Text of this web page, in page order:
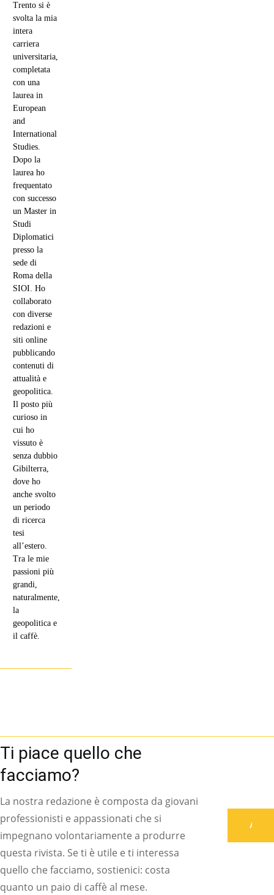
Trento si è
svolta la mia
intera
carriera
universitaria,
completata
con una
laurea in
European
and
International
Studies.
Dopo la
laurea ho
frequentato
con successo
un Master in
Studi
Diplomatici
presso la
sede di
Roma della
SIOI. Ho
collaborato
con diverse
redazioni e
siti online
pubblicando
contenuti di
attualità e
geopolitica.
Il posto più
curioso in
cui ho
vissuto è
senza dubbio
Gibilterra,
dove ho
anche svolto
un periodo
di ricerca
tesi
all’estero.
Tra le mie
passioni più
grandi,
naturalmente,
la
geopolitica e
il caffè.
Ti piace quello che
facciamo?
La nostra redazione è composta da giovani
professionisti e appassionati che si
impegnano volontariamente a produrre
questa rivista. Se ti è utile e ti interessa
quello che facciamo, sostienici: costa
quanto un paio di caffè al mese.